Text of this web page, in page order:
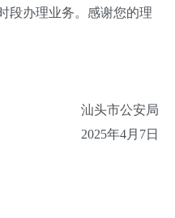
段办理业务。感谢您的理
汕头市公安局
2025年4月7日